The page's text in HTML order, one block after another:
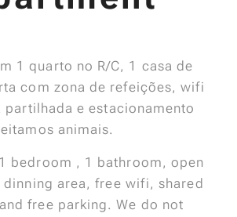
1 quarto no R/C, 1 casa de
com zona de refeições, wifi
e estacionamento
animais.
bedroom , 1 bathroom, open
dinning area, free wifi, shared
free parking. We do not